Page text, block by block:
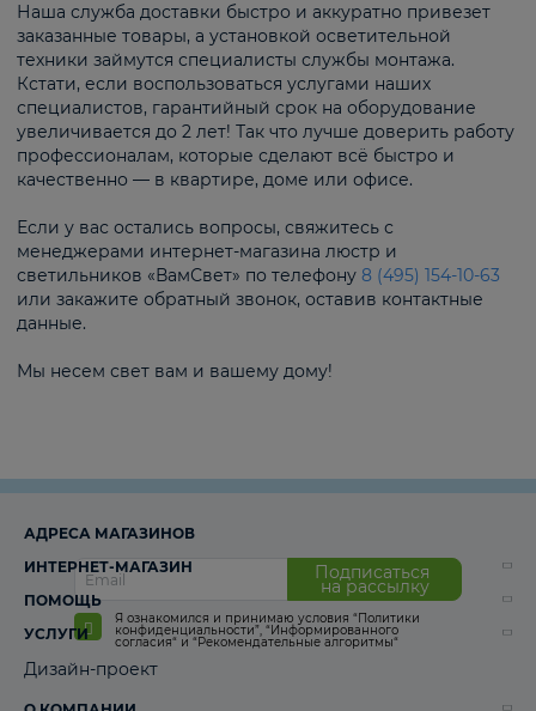
Наша служба доставки быстро и аккуратно привезет
заказанные товары, а установкой осветительной
техники займутся специалисты службы монтажа.
Кстати, если воспользоваться услугами наших
специалистов, гарантийный срок на оборудование
увеличивается до 2 лет! Так что лучше доверить работу
профессионалам, которые сделают всё быстро и
качественно — в квартире, доме или офисе.
Если у вас остались вопросы, свяжитесь с
менеджерами интернет-магазина люстр и
светильников «ВамСвет» по телефону 8 (495) 154-10-63
или закажите обратный звонок, оставив контактные
данные.
Мы несем свет вам и вашему дому!
Подписаться
на рассылку
Я ознакомился и принимаю условия “Политики
конфиденциальности”, “Информированного
согласия“ и “Рекомендательные алгоритмы“
АДРЕСА МАГАЗИНОВ
ИНТЕРНЕТ-МАГАЗИН
ПОМОЩЬ
УСЛУГИ
Дизайн-проект